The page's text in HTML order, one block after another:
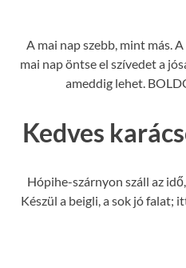
A mai nap szebb, mint más.
mai nap öntse el szívedet a
ameddig lehet.
Kedves
Hópihe-szárnyon száll az
Készül a beigli, a sok jó falat;